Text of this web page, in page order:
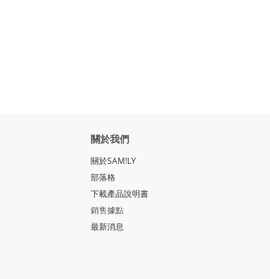
關於我們
關於SAM!LY
部落格
下載產品說明書
銷售據點
最新消息